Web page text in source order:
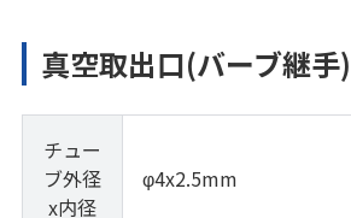
真空取出口(バーブ継手)
チュー
ブ外径
x内径
φ4x2.5mm